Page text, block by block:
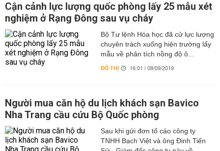
Cận cảnh lực lượng quốc phòng lấy 25 mẫu xét
nghiệm ở Rạng Đông sau vụ cháy
Bộ Tư lệnh Hóa học đã cử lực lượng
chuyên trách xuống hiện trường lấy
mẫu về phân tích nồng độ ô...
ĐÔ THỊ 16:01 | 08/09/2019
Người mua căn hộ du lịch khách sạn Bavico
Nha Trang cầu cứu Bộ Quốc phòng
Sau khi gửi đơn tố cáo công ty
TNHH Bạch Việt và ông Đinh Tiến